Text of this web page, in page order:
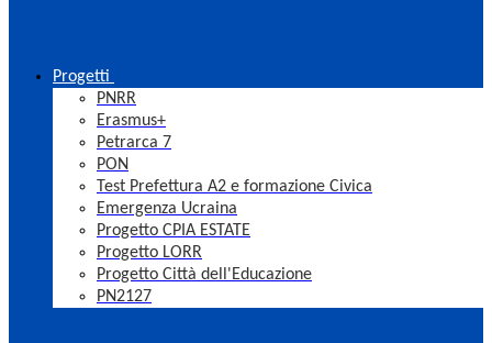
Progetti
PNRR
Erasmus+
Petrarca 7
PON
Test Prefettura A2 e formazione Civica
Emergenza Ucraina
Progetto CPIA ESTATE
Progetto LORR
Progetto Città dell'Educazione
PN2127